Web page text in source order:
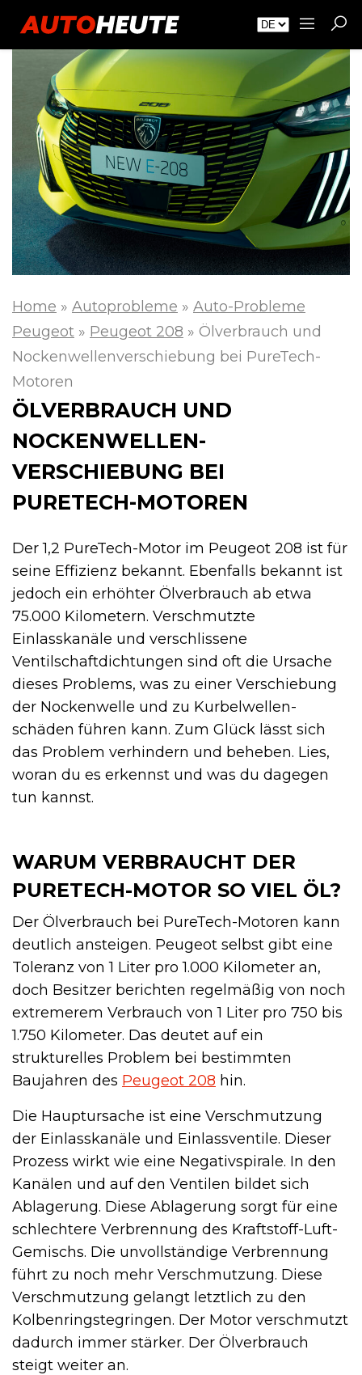
Home » Autoprobleme » Auto-Probleme
Peugeot » Peugeot 208 » Ölverbrauch und
Nockenwellen­verschiebung bei PureTech-
Motoren
ÖLVERBRAUCH UND
NOCKENWELLEN­
VERSCHIEBUNG BEI
PURETECH-MOTOREN
Der 1,2 PureTech-Motor im Peugeot 208 ist für
seine Effizienz bekannt. Ebenfalls bekannt ist
jedoch ein erhöhter Ölverbrauch ab etwa
75.000 Kilometern. Verschmutzte
Einlasskanäle und verschlissene
Ventilschaftdichtungen sind oft die Ursache
dieses Problems, was zu einer Verschiebung
der Nockenwelle und zu Kurbelwellen­
schäden führen kann. Zum Glück lässt sich
das Problem verhindern und beheben. Lies,
woran du es erkennst und was du dagegen
tun kannst.
WARUM VERBRAUCHT DER
PURETECH-MOTOR SO VIEL ÖL?
Der Ölverbrauch bei PureTech-Motoren kann
deutlich ansteigen. Peugeot selbst gibt eine
Toleranz von 1 Liter pro 1.000 Kilometer an,
doch Besitzer berichten regelmäßig von noch
extremerem Verbrauch von 1 Liter pro 750 bis
1.750 Kilometer. Das deutet auf ein
strukturelles Problem bei bestimmten
Baujahren des Peugeot 208 hin.
Die Hauptursache ist eine Verschmutzung
der Einlasskanäle und Einlassventile. Dieser
Prozess wirkt wie eine Negativspirale. In den
Kanälen und auf den Ventilen bildet sich
Ablagerung. Diese Ablagerung sorgt für eine
schlechtere Verbrennung des Kraftstoff-Luft-
Gemischs. Die unvollständige Verbrennung
führt zu noch mehr Verschmutzung. Diese
Verschmutzung gelangt letztlich zu den
Kolbenring­stegringen. Der Motor verschmutzt
dadurch immer stärker. Der Ölverbrauch
steigt weiter an.